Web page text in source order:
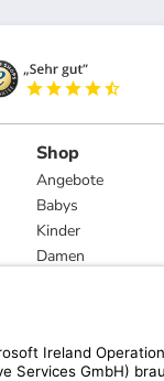
Shop
Angebote
Babys
Kinder
Damen
Marken